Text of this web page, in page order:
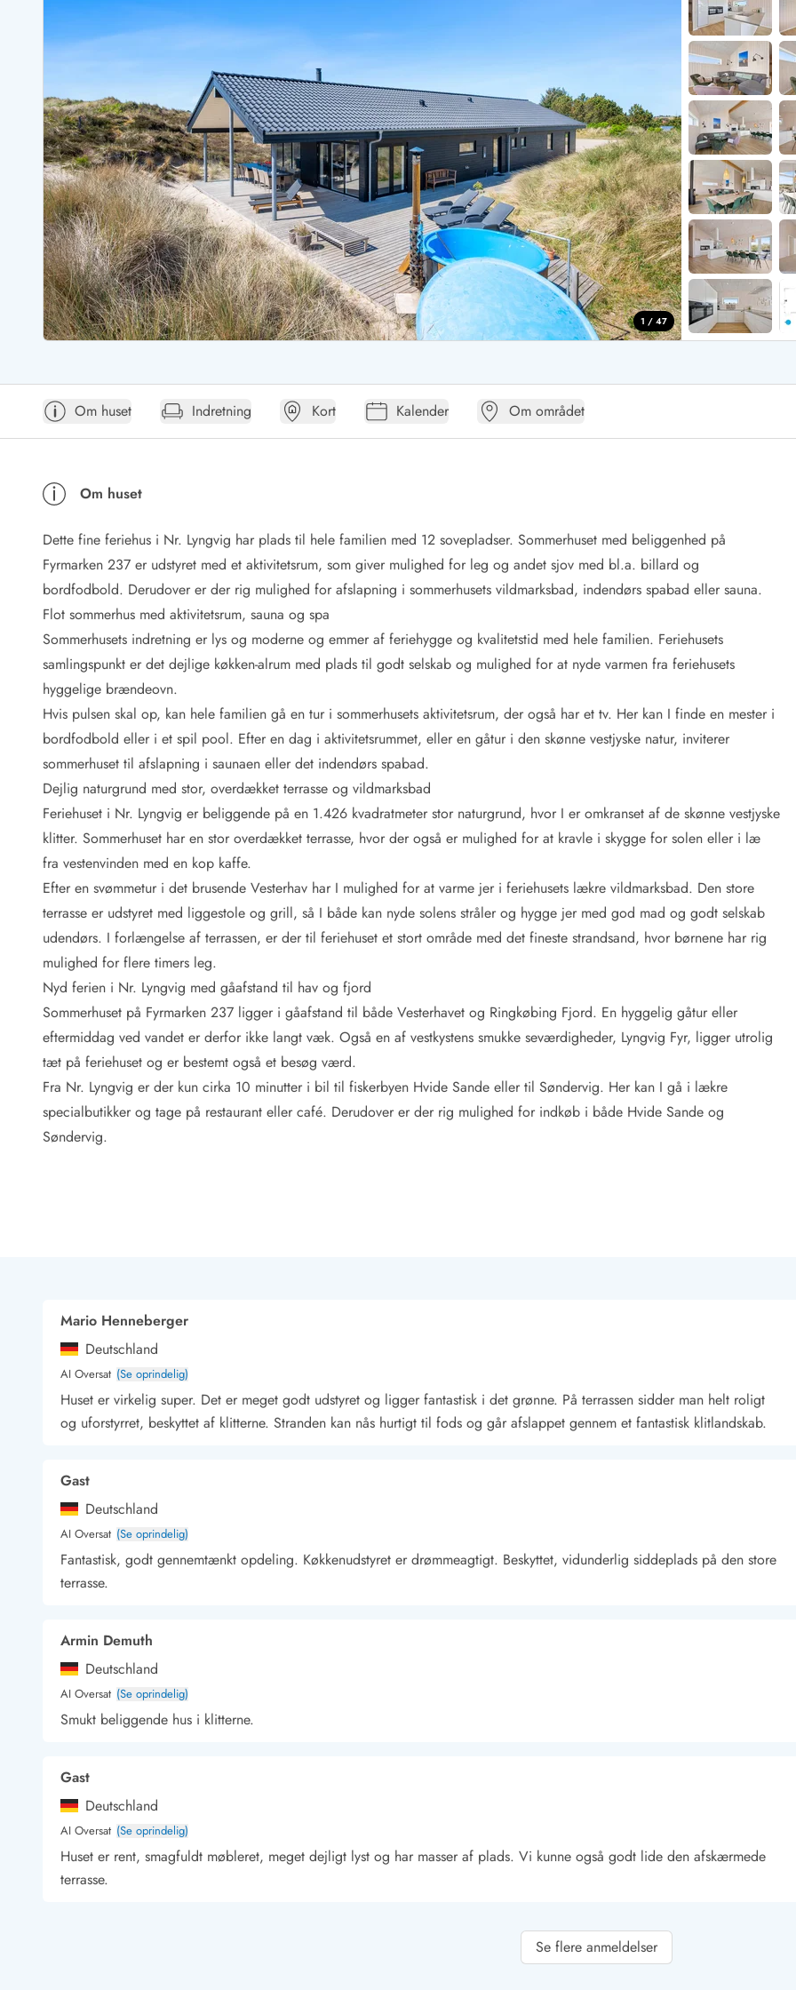
Sommerhuse med spa
Sommerhuse med fredagsskift
Sommerhuse med lørdagsskift
Sommerhuse for 6 Personer
Sommerhuse for 8 Personer
Sommerhuse i juleferien
Sommerhuse til nytår
Sommerhuse i Bjerregård Sommerhuse i BlåvandSommerhuse i Hvide SandeSommerhuse i Søndervig
Sommerhuse i Årgab
Sommerhuse i Arrild
Sommerhuse i Bjerregård
Sommerhuse i Blåvand
Sommerhuse i Bork Havn
Sommerhuse i Fjand
Sommerhuse på Fanø
Sommerhuse i Grærup Strand
Sommerhuse i Haurvig
Sommerhuse i Henne Strand
Sommerhuse i Ho
Sommerhuse i Houstrup
Sommerhuse i Houvig
Sommerhus på Holmsland Klit
Sommerhuse på Holmsland
Sommerhuse i Hvide Sande
Sommerhuse i Jegum
Sommerhuse i Klegod
Sommerhuse i Lodbjerg
Sommerhuse i Nr.
Sommerhuse på Rømø
Sommerhuse i Søndervig
Sommerhuse i
Sommerhuse i
Sommerhuse i Vedersø
Sommerhuse i Vejers
Sommerhuse i Vester
Esmark RejsecurityEsmark KidsVIPEsmark VIP partnerfordeleFordele hos os
Sommerhus ABC
Forbrugsafregning (Strøm, vand...)
Lån og lej
Rengøring
Gavekort
Book tidligt
Lejebetingelser
Vejret i Danmark
Sæsontider
Baderegler
Naturbeskyttelse
Webcam
Fotokonkurrence
Fordele hos os
Esmark Rejsecurity
Esmark KidsVIP
Esmark VIP: Fordele og rabataftaler
Prisgaranti
Ingen depositum
Gæsteanmeldelser
Gratis WiFi i ferieområdet
We love people!
Fritidsaktiviteter
Esmark VIP partnerfordele
Esmark KidsVIP
LEGOLAND® rabat
Ferie med børn
Ferie med hund
Minigolf i Vestjylland
Svømmehaller og badelande
Golfferie i sommerhus
Fitness og træning
Vandring langs Vestkysten
Vandski for hele familien
Sejlads langs Vestkysten
Historiske museer
Kunstmuseer
Kulinariske oplevelser
Sandskulpturfestival
Hold jul i sommerhuset
Vikingetiden i Danmark
Kontakt Bjerregård
Kontakt, åbningstider og døgnvagt
Feriehusudlejning siden 1965
Gæsterne siger
Nyhedsbrev
1 / 47
Om huset Indretning Kort Kalender Om området
Om huset
Dette fine feriehus i Nr. Lyngvig har plads til hele familien med 12 sovepladser. Sommerhuset med beliggenhed på
Fyrmarken 237 er udstyret med et aktivitetsrum, som giver mulighed for leg og andet sjov med bl.a. billard og
bordfodbold. Derudover er der rig mulighed for afslapning i sommerhusets vildmarksbad, indendørs spabad eller sauna.
Flot sommerhus med aktivitetsrum, sauna og spa
Sommerhusets indretning er lys og moderne og emmer af feriehygge og kvalitetstid med hele familien. Feriehusets
samlingspunkt er det dejlige køkken-alrum med plads til godt selskab og mulighed for at nyde varmen fra feriehusets
hyggelige brændeovn.
Hvis pulsen skal op, kan hele familien gå en tur i sommerhusets aktivitetsrum, der også har et tv. Her kan I finde en mester i
bordfodbold eller i et spil pool. Efter en dag i aktivitetsrummet, eller en gåtur i den skønne vestjyske natur, inviterer
sommerhuset til afslapning i saunaen eller det indendørs spabad.
Dejlig naturgrund med stor, overdækket terrasse og vildmarksbad
Feriehuset i Nr. Lyngvig er beliggende på en 1.426 kvadratmeter stor naturgrund, hvor I er omkranset af de skønne vestjyske
klitter. Sommerhuset har en stor overdækket terrasse, hvor der også er mulighed for at kravle i skygge for solen eller i læ
fra vestenvinden med en kop kaffe.
Efter en svømmetur i det brusende Vesterhav har I mulighed for at varme jer i feriehusets lækre vildmarksbad. Den store
terrasse er udstyret med liggestole og grill, så I både kan nyde solens stråler og hygge jer med god mad og godt selskab
udendørs. I forlængelse af terrassen, er der til feriehuset et stort område med det fineste strandsand, hvor børnene har rig
mulighed for flere timers leg.
Nyd ferien i Nr. Lyngvig med gåafstand til hav og fjord
Sommerhuset på Fyrmarken 237 ligger i gåafstand til både Vesterhavet og Ringkøbing Fjord. En hyggelig gåtur eller
eftermiddag ved vandet er derfor ikke langt væk. Også en af vestkystens smukke seværdigheder, Lyngvig Fyr, ligger utrolig
tæt på feriehuset og er bestemt også et besøg værd.
Fra Nr. Lyngvig er der kun cirka 10 minutter i bil til fiskerbyen Hvide Sande eller til Søndervig. Her kan I gå i lækre
specialbutikker og tage på restaurant eller café. Derudover er der rig mulighed for indkøb i både Hvide Sande og
Søndervig.
Mario Henneberger
Deutschland
AI Oversat (Se oprindelig)
Huset er virkelig super. Det er meget godt udstyret og ligger fantastisk i det grønne. På terrassen sidder man helt roligt
og uforstyrret, beskyttet af klitterne. Stranden kan nås hurtigt til fods og går afslappet gennem et fantastisk klitlandskab.
Gast
Deutschland
AI Oversat (Se oprindelig)
Fantastisk, godt gennemtænkt opdeling. Køkkenudstyret er drømmeagtigt. Beskyttet, vidunderlig siddeplads på den store
terrasse.
Armin Demuth
Deutschland
AI Oversat (Se oprindelig)
Smukt beliggende hus i klitterne.
Gast
Deutschland
AI Oversat (Se oprindelig)
Huset er rent, smagfuldt møbleret, meget dejligt lyst og har masser af plads. Vi kunne også godt lide den afskærmede
terrasse.
Se flere anmeldelser